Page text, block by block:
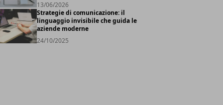
13/06/2026
Strategie di comunicazione: il
linguaggio invisibile che guida le
aziende moderne
24/10/2025